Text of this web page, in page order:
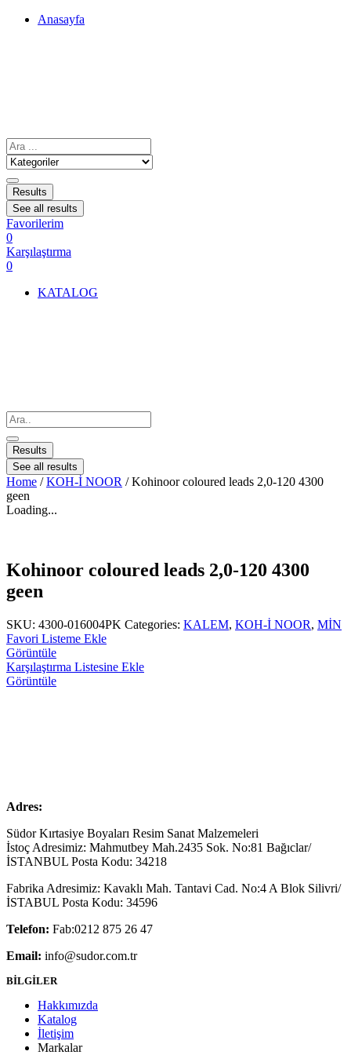
Anasayfa
Results
See all results
Favorilerim
0
Karşılaştırma
0
KATALOG
Results
See all results
Home /KOH-İ NOOR / Kohinoor coloured leads 2,0-120 4300
geen
Loading...
Kohinoor coloured leads 2,0-120 4300
geen
SKU: 4300-016004PK Categories: KALEM, KOH-İ NOOR, MİN
Favori Listeme Ekle
Görüntüle
Karşılaştırma Listesine Ekle
Görüntüle
Adres:
Südor Kırtasiye Boyaları Resim Sanat Malzemeleri
İstoç Adresimiz: Mahmutbey Mah.2435 Sok. No:81 Bağıclar/
İSTANBUL Posta Kodu: 34218
Fabrika Adresimiz: Kavaklı Mah. Tantavi Cad. No:4 A Blok Silivri/
İSTABUL Posta Kodu: 34596
Telefon: Fab:0212 875 26 47
Email: info@sudor.com.tr
BİLGİLER
Hakkımızda
Katalog
İletişim
Markalar